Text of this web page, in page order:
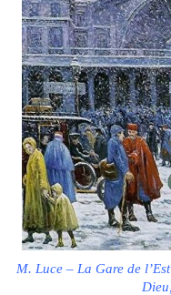
M. Luce – La Gare de